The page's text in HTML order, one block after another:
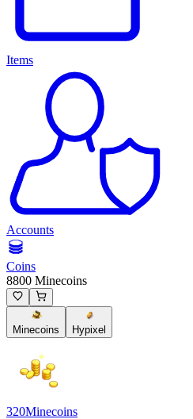
Items
Accounts
Coins
8800 Minecoins
Minecoins Hypixel
320Minecoins